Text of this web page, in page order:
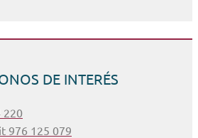
DE INTERÉS
220
976 125 079